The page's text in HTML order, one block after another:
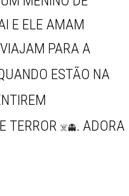
E ELE AMAM
PARA A
ESTÃO NA
TERROR ☠️👻. ADORA